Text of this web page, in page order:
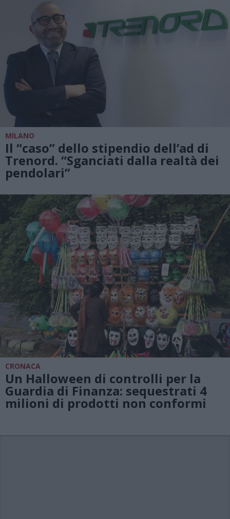
MILANO
Il “caso” dello stipendio dell’ad di
Trenord. “Sganciati dalla realtà dei
pendolari”
CRONACA
Un Halloween di controlli per la
Guardia di Finanza: sequestrati 4
milioni di prodotti non conformi